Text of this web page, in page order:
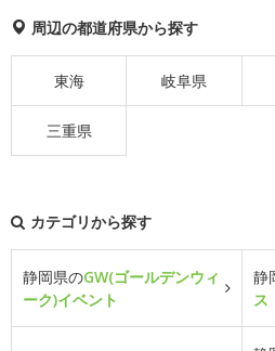
周辺の都道府県から探す
東海 岐阜県
三重県
カテゴリから探す
静岡県のGW(ゴールデンウィ
ーク)イベント
静
ス